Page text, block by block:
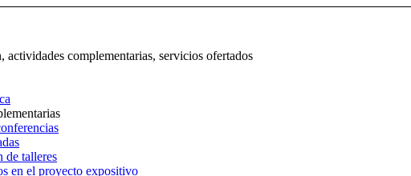
actividades complementarias, servicios ofertados
de talleres
en el proyecto expositivo